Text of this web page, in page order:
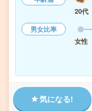
20代
男女比率
女性
気になる!